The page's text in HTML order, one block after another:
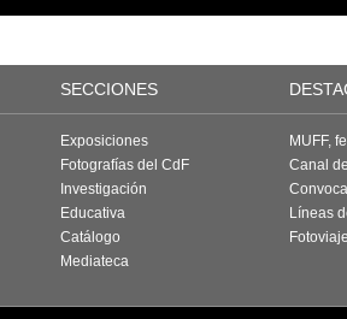
SECCIONES
Exposiciones
Fotografías del CdF
Investigación
Educativa
Catálogo
Mediateca
MUFF,
Canal
Líneas